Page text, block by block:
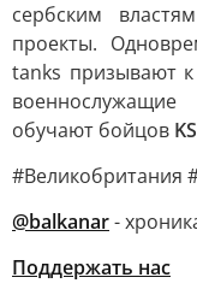
сербским
проекты.
tanks призывают
обучают бойцов
#Великобритания
@balkanar-
Поддержать нас